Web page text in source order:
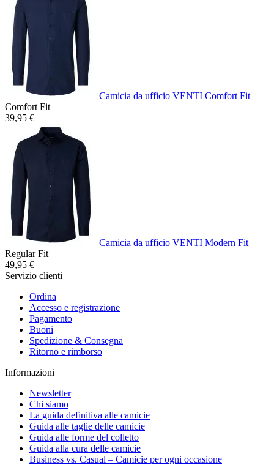
Camicia da ufficio VENTI Comfort Fit
Comfort Fit
39,95 €
Camicia da ufficio VENTI Modern Fit
Regular Fit
49,95 €
Servizio clienti
Ordina
Accesso e registrazione
Pagamento
Buoni
Spedizione & Consegna
Ritorno e rimborso
Informazioni
Newsletter
Chi siamo
La guida definitiva alle camicie
Guida alle taglie delle camicie
Guida alle forme del colletto
Guida alla cura delle camicie
Business vs. Casual – Camicie per ogni occasione